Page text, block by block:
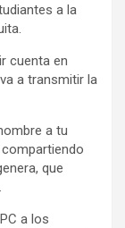
a la
cuenta en
a transmitir la
a tu
que
a los